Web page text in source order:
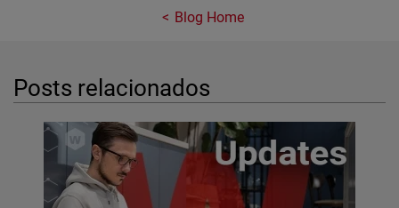
Blog Home
Posts relacionados